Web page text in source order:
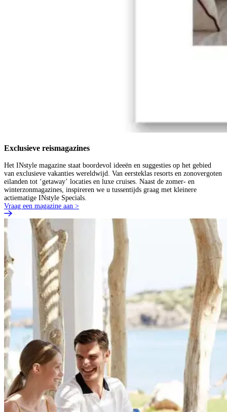
Exclusieve reismagazines
Het INstyle magazine staat boordevol ideeën en suggesties op het gebied
van exclusieve vakanties wereldwijd. Van eersteklas resorts en zonovergoten
eilanden tot ‘getaway’ locaties en luxe cruises. Naast de zomer- en
winterzonmagazines, inspireren we u tussentijds graag met kleinere
actiematige INstyle Specials.
Vraag een magazine aan >